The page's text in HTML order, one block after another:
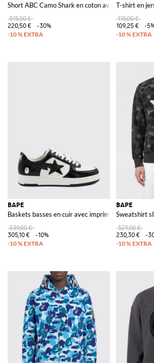
Short ABC Camo Shark en coton avec motif
315,00 €
220,50 €
-30%
T-shirt en
115,00 €
109,25 €
-
BAPE
Baskets basses en cuir avec imprimé étoile
339,00 €
305,10 €
-10%
BAPE
Sweatshirt
329,00 €
230,30 €
-